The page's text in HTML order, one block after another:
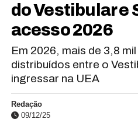
do Vestibular e
acesso 2026
Em 2026, mais de 3,8
distribuídos entre o
ingressar na UEA
Redação
09/12/25